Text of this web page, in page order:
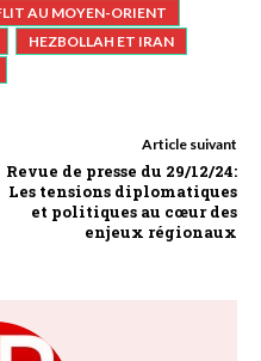
AU MOYEN-ORIENT
HEZBOLLAH ET IRAN
Article suivant
Revue de presse du 29/12/24:
Les tensions diplomatiques
et politiques au cœur des
enjeux régionaux